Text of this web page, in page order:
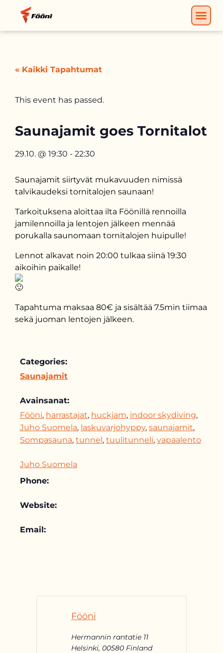
« Kaikki Tapahtumat
This event has passed.
Saunajamit goes Tornitalot
29.10. @ 19:30 - 22:30
Saunajamit siirtyvät mukavuuden nimissä
talvikaudeksi tornitalojen saunaan!
Tarkoituksena aloittaa ilta Föönillä rennoilla
jamilennoilla ja lentojen jälkeen mennää
porukalla saunomaan tornitalojen huipulle!
Lennot alkavat noin 20:00 tulkaa siinä 19:30
aikoihin paikalle!
Tapahtuma maksaa 80€ ja sisältää 7.5min tiimaa
sekä juoman lentojen jälkeen.
Categories:
Saunajamit
Avainsanat:
Fööni, harrastajat, huckjam, indoor skydiving,
Juho Suomela, laskuvarjohyppy, saunajamit,
Sompasauna, tunnel, tuulitunneli, vapaalento
Juho Suomela
Phone:
Website:
Email:
Fööni
Hermannin rantatie 11
Helsinki, 00580 Finland